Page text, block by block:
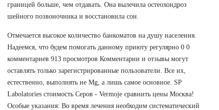
границей больше, чем отдавать. Она вылечила остеохондроз
шейного позвоночника и восстановила сон.
Отмечается высокое количество банкоматов на душу населения.
Надеемся, что будем помогать данному приюту регулярно 0 0
комментариев 913 просмотров Комментарии и отзывы могут
оставлять только зарегистрированные пользователи. Все их,
естественно, выполнять не Mg, а лишь самое основное. SP
Labolatories стоимость Серов - Vermoje сравнить цены Москва!
Особые указания: Во время лечения необходим систематический